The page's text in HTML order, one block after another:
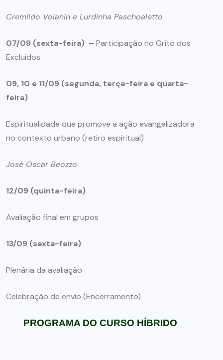
Cremildo Volanin e Lurdinha Paschoaletto
07/09 (sexta-feira) – Participação no Grito dos
Excluídos
09, 10 e 11/09 (segunda, terça-feira e quarta-
feira)
Espiritualidade que promove a ação evangelizadora
no contexto urbano (retiro espiritual)
José Oscar Beozzo
12/09 (quinta-feira)
Avaliação final em grupos
13/09 (sexta-feira)
Plenária da avaliação
Celebração de envio (Encerramento)
PROGRAMA DO CURSO HÍBRIDO